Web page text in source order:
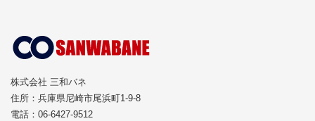
株式会社 三和バネ
住所：兵庫県尼崎市尾浜町1-9-8
電話：06-6427-9512